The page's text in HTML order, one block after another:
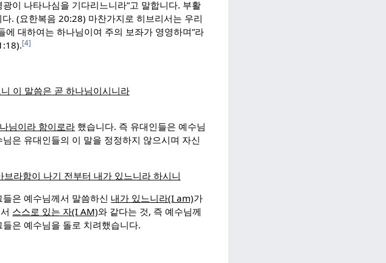
이 나타나심을 기다리느니라”고 말합니다. 부활
. (요한복음 20:28) 마찬가지로 히브리서는 우리
대하여는 하나님이여 주의 보좌가 영영하며”라
[4]
이 말씀은 곧 하나님이시니라
님이라 함이로라 했습니다. 즉 유대인들은 예수님
은 유대인들의 이 말을 정정하지 않으시며 자신
라함이 나기 전부터 내가 있느니라 하시니
은 예수님께서 말씀하신 내가 있느니라(I am)가
스스로 있는 자(I AM)와 같다는 것, 즉 예수님께
은 예수님을 돌로 치려했습니다.